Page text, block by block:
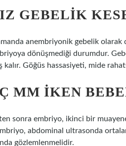
GEBELIK
anembriyonik gebelik olarak
dönüşmediği durumdur.
kalır. Göğüs hassasiyeti, mide
MM IKEN
sonra embriyo, ikinci bir
abdominal ultrasonda
gözlemlenmelidir.